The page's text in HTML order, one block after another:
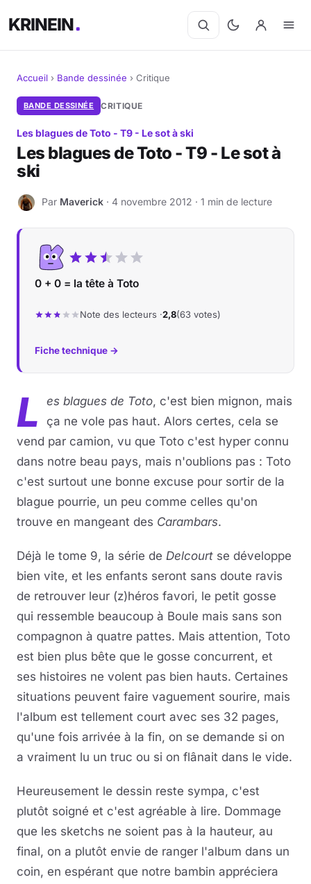
KRINEIN
Cinéma
Séries
Manga
BD
Livres
Jeux vidéo
Sortir
Sciences & Tech
Forum
Accueil › Bande dessinée › Critique
BANDE DESSINÉE CRITIQUE
Les blagues de Toto - T9 - Le sot à ski
Les blagues de Toto - T9 - Le sot à
ski
M Par Maverick · 4 novembre 2012 · 1 min de lecture
0 + 0 = la tête à Toto
Note des lecteurs ·2,8(63 votes)
Fiche technique →
L es blagues de Toto, c'est bien mignon, mais
ça ne vole pas haut. Alors certes, cela se
vend par camion, vu que Toto c'est hyper connu
dans notre beau pays, mais n'oublions pas : Toto
c'est surtout une bonne excuse pour sortir de la
blague pourrie, un peu comme celles qu'on
trouve en mangeant des Carambars.
Déjà le tome 9, la série de Delcourt se développe
bien vite, et les enfants seront sans doute ravis
de retrouver leur (z)héros favori, le petit gosse
qui ressemble beaucoup à Boule mais sans son
compagnon à quatre pattes. Mais attention, Toto
est bien plus bête que le gosse concurrent, et
ses histoires ne volent pas bien hauts. Certaines
situations peuvent faire vaguement sourire, mais
l'album est tellement court avec ses 32 pages,
qu'une fois arrivée à la fin, on se demande si on
a vraiment lu un truc ou si on flânait dans le vide.
Heureusement le dessin reste sympa, c'est
plutôt soigné et c'est agréable à lire. Dommage
que les sketchs ne soient pas à la hauteur, au
final, on a plutôt envie de ranger l'album dans un
coin, en espérant que notre bambin appréciera